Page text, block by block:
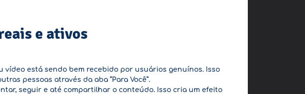
e ativos
está sendo bem recebido por usuários genuínos. Isso
pessoas através da aba “Para Você”.
seguir e até compartilhar o conteúdo. Isso cria um efeito